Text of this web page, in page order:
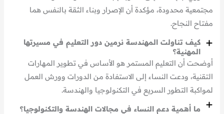
مجتمعية محدودة، مؤكدة أن الإصرار وبناء الثقة بالنفس هما
مفتاح النجاح.
كيف تناولت المهندسة نرمين دور التعليم في مسيرتها
المهنية؟
أوضحت أن التعليم المستمر هو الأساس في تطوير المهارات
التقنية، ودعت النساء إلى الاستفادة من الدورات وورش العمل
لمواكبة التطور السريع في التكنولوجيا والهندسة.
ما أهمية دعم النساء في مجالات الهندسة والتكنولوجيا؟